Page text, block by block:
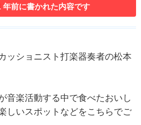
年前に書かれた内容です
ッショニスト打楽器奏者の松本
音楽活動する中で食べたおいし
しいスポットなどをこちらでご